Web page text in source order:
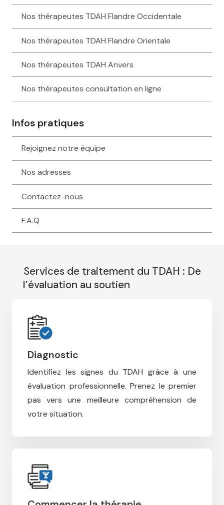
Nos thérapeutes TDAH Flandre Occidentale
Nos thérapeutes TDAH Flandre Orientale
Nos thérapeutes TDAH Anvers
Nos thérapeutes consultation en ligne
Infos pratiques
Rejoignez notre équipe
Nos adresses
Contactez-nous
F.A.Q
Services de traitement du TDAH : De
l’évaluation au soutien
Diagnostic
Identifiez les signes du TDAH grâce à une
évaluation professionnelle. Prenez le premier
pas vers une meilleure compréhension de
votre situation.